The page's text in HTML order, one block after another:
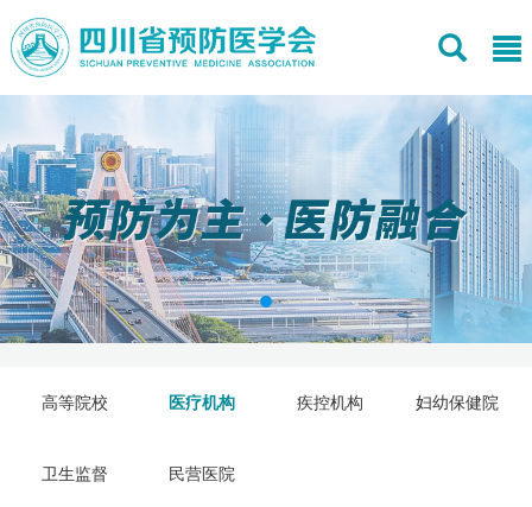
高等院校 医疗机构 疾控机构 妇幼保健院
卫生监督 民营医院